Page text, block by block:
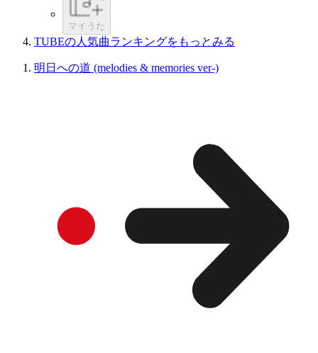
マイうた
TUBEの人気曲ランキングをもっとみる
明日への道 (melodies & memories ver-)